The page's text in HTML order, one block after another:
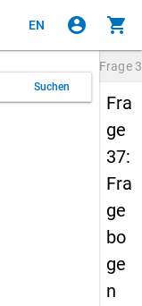
EN account_circle shopping_cart
Suchen
Frage
Fra
ge
37:
Fra
ge
bo
ge
n